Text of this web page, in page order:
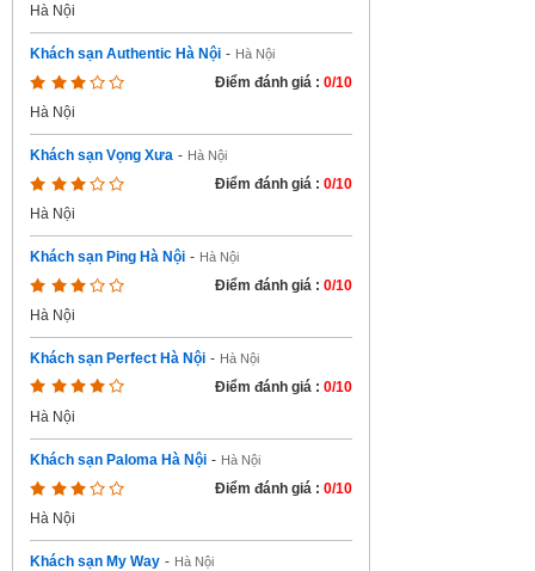
Hà Nội
Khách sạn Authentic Hà Nội - Hà Nội
Điểm đánh giá : 0/10
Hà Nội
Khách sạn Vọng Xưa - Hà Nội
Điểm đánh giá : 0/10
Hà Nội
Khách sạn Ping Hà Nội - Hà Nội
Điểm đánh giá : 0/10
Hà Nội
Khách sạn Perfect Hà Nội - Hà Nội
Điểm đánh giá : 0/10
Hà Nội
Khách sạn Paloma Hà Nội - Hà Nội
Điểm đánh giá : 0/10
Hà Nội
Khách sạn My Way - Hà Nội